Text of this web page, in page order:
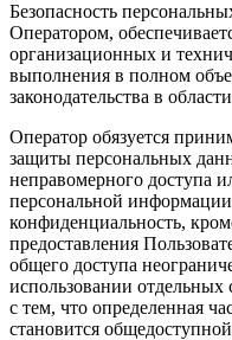
Безопасность
Оператором,
организационных и
выполнения в полном
законодательства в
Оператор обязуется
защиты персональных
неправомерного доступа
персональной информации
конфиденциальность,
предоставления
общего доступа
использовании отдельных
с тем, что определенная
становится